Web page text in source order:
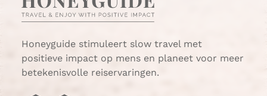
A
p
l
Honeyguide stimuleert slow travel met
positieve impact op mens en planeet voor meer
betekenisvolle reiservaringen.